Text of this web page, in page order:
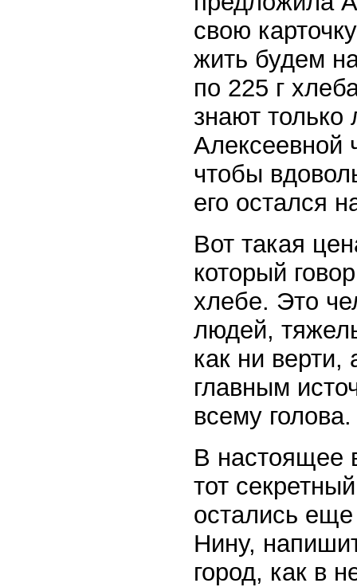
свою
жить будем
по 225 г
знают
Алексеевной
чтобы
его остался
Вот такая
который
хлебе. Это
людей,
как ни
главным
всему голова.
В настоящее
тот
остались
Нину,
город, как в